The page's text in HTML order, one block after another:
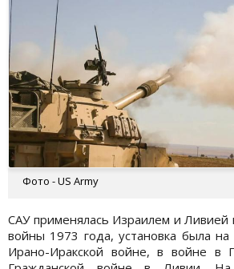
Фото - US Army
САУ применялась Израилем и Ливией
войны 1973 года, установка была
Ирано-Иракской войне, в войне в